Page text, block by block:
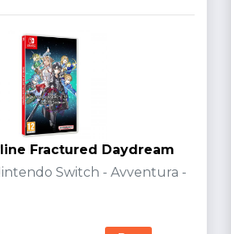
Fractured Daydream
Switch - Avventura -